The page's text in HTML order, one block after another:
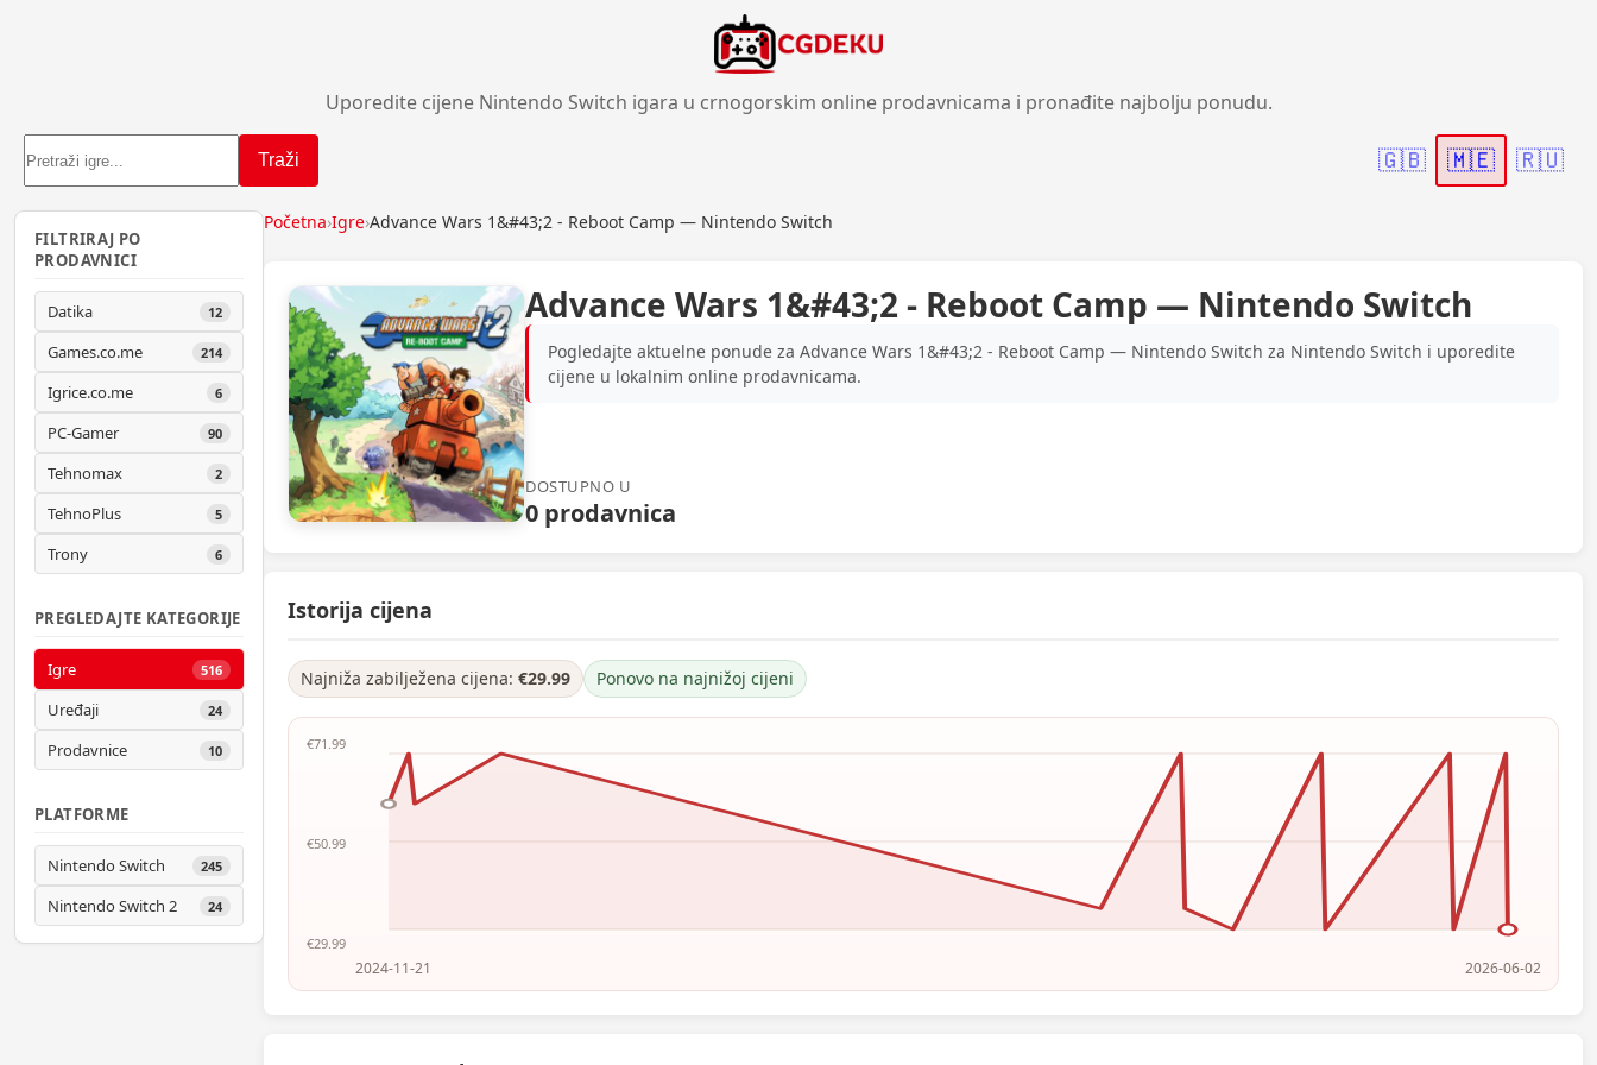
Uporedite cijene Nintendo Switch igara u crnogorskim online prodavnicama i pronađite najbolju ponudu.
Traži 🇬🇧 🇲🇪 🇷🇺
FILTRIRAJ PO
PRODAVNICI
Datika 12
Games.co.me 214
Igrice.co.me 6
PC-Gamer 90
Tehnomax 2
TehnoPlus 5
Trony 6
PREGLEDAJTE KATEGORIJE
Igre 516
Uređaji 24
Prodavnice 10
PLATFORME
Nintendo Switch 245
Nintendo Switch 2 24
Početna›Igre›Advance Wars 1&#43;2 - Reboot Camp — Nintendo Switch
Advance Wars 1&#43;2 - Reboot Camp — Nintendo Switch
Pogledajte aktuelne ponude za Advance Wars 1&#43;2 - Reboot Camp — Nintendo Switch za Nintendo Switch i uporedite
cijene u lokalnim online prodavnicama.
DOSTUPNO U
0 prodavnica
Istorija cijena
Najniža zabilježena cijena: €29.99 Ponovo na najnižoj cijeni
€71.99
€50.99
€29.99
2024-11-21 2026-06-02